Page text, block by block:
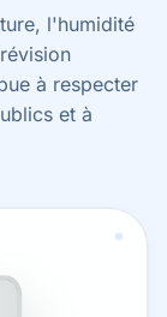
l'humidité
à respecter
et à